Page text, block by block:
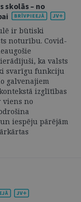
skolās – no
ir būtiski
noturību. Covid-
ka valsts
svarīgu funkciju
galvenajiem
izglītības
viens no
iespēju pārējām